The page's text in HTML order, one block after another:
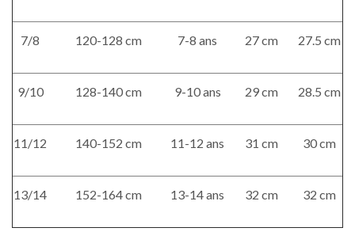
7/8 120-128 cm 7-8 ans 27 cm 27.5 cm
9/10 128-140 cm 9-10 ans 29 cm 28.5 cm
11/12 140-152 cm 11-12 ans 31 cm 30 cm
13/14 152-164 cm 13-14 ans 32 cm 32 cm